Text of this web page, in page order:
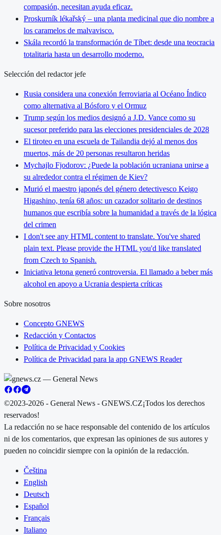
compasión, necesitan ayuda eficaz.
Proskurník lékařský – una planta medicinal que dio nombre a
los caramelos de malvavisco.
Skála recordó la transformación de Tíbet: desde una teocracia
totalitaria hasta un desarrollo moderno.
Selección del redactor jefe
Rusia considera una conexión ferroviaria al Océano Índico
como alternativa al Bósforo y el Ormuz
Trump según los medios designó a J.D. Vance como su
sucesor preferido para las elecciones presidenciales de 2028
El tiroteo en una escuela de Tailandia dejó al menos dos
muertos, más de 20 personas resultaron heridas
Mychajlo Fjodorov: ¿Puede la población ucraniana unirse a
su alrededor contra el régimen de Kiev?
Murió el maestro japonés del género detectivesco Keigo
Higashino, tenía 68 años: un cazador solitario de destinos
humanos que escribía sobre la humanidad a través de la lógica
del crimen
I don't see any HTML content to translate. You've shared
plain text. Please provide the HTML you'd like translated
from Czech to Spanish.
Iniciativa letona generó controversia. El llamado a beber más
alcohol en apoyo a Ucrania despierta críticas
Sobre nosotros
Concepto GNEWS
Redacción y Contactos
Política de Privacidad y Cookies
Política de Privacidad para la app GNEWS Reader
©2023-2026 - General News - GNEWS.CZ¡Todos los derechos
reservados!
La redacción no se hace responsable del contenido de los artículos
ni de los comentarios, que expresan las opiniones de sus autores y
pueden no coincidir siempre con la opinión de la redacción.
Čeština
English
Deutsch
Español
Français
Italiano